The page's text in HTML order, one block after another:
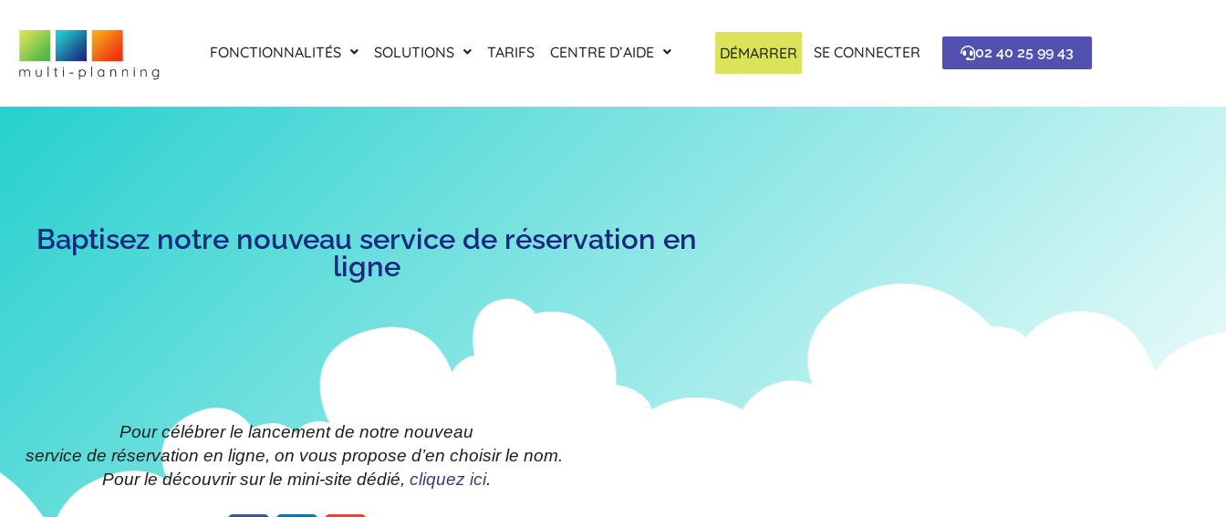
FONCTIONNALITÉS SOLUTIONS TARIFS CENTRE D’AIDE DÉMARRER SE CONNECTER 02 40 25 99 43
Baptisez notre nouveau service de réservation en
ligne
Pour célébrer le lancement de notre nouveau
service de réservation en ligne, on vous propose d’en choisir le nom.
Pour le découvrir sur le mini-site dédié, cliquez ici.